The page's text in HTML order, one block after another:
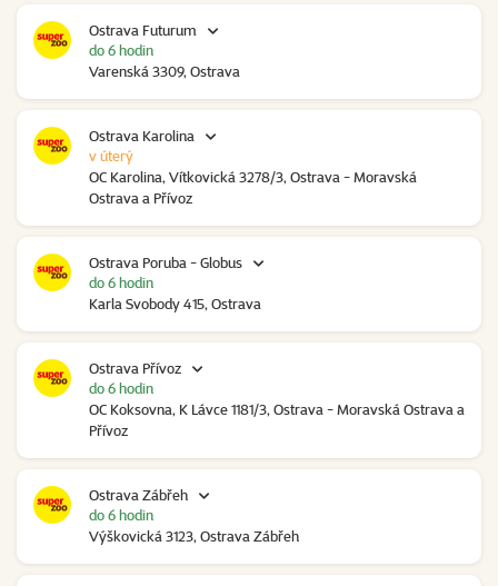
Ostrava Futurum
Varenská 3309, Ostrava
do 6 hodin
Ostrava Karolina
OC Karolina, Vítkovická 3278/3, Ostrava - Moravská
Ostrava a Přívoz
v úterý
Ostrava Poruba - Globus
Karla Svobody 415, Ostrava
do 6 hodin
Ostrava Přívoz
OC Koksovna, K Lávce 1181/3, Ostrava - Moravská Ostrava a
Přívoz
do 6 hodin
Ostrava Zábřeh
Výškovická 3123, Ostrava Zábřeh
do 6 hodin